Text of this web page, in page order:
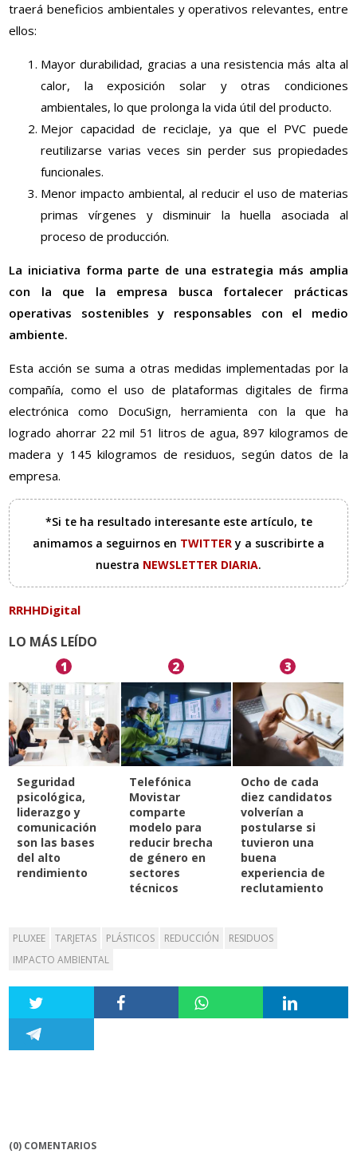
traerá beneficios ambientales y operativos relevantes, entre
ellos:
Mayor durabilidad, gracias a una resistencia más alta al
calor, la exposición solar y otras condiciones
ambientales, lo que prolonga la vida útil del producto.
Mejor capacidad de reciclaje, ya que el PVC puede
reutilizarse varias veces sin perder sus propiedades
funcionales.
Menor impacto ambiental, al reducir el uso de materias
primas vírgenes y disminuir la huella asociada al
proceso de producción.
La iniciativa forma parte de una estrategia más amplia
con la que la empresa busca fortalecer prácticas
operativas sostenibles y responsables con el medio
ambiente.
Esta acción se suma a otras medidas implementadas por la
compañía, como el uso de plataformas digitales de firma
electrónica como DocuSign, herramienta con la que ha
logrado ahorrar 22 mil 51 litros de agua, 897 kilogramos de
madera y 145 kilogramos de residuos, según datos de la
empresa.
*Si te ha resultado interesante este artículo, te
animamos a seguirnos en TWITTERy a suscribirte a
nuestra NEWSLETTER DIARIA.
RRHHDigital
LO MÁS LEÍDO
1
Seguridad
psicológica,
liderazgo y
comunicación
son las bases
del alto
rendimiento
2
Telefónica
Movistar
comparte
modelo para
reducir brecha
de género en
sectores
técnicos
3
Ocho de cada
diez candidatos
volverían a
postularse si
tuvieron una
buena
experiencia de
reclutamiento
PLUXEE TARJETAS PLÁSTICOS REDUCCIÓN
RESIDUOS
IMPACTO AMBIENTAL
(0) COMENTARIOS